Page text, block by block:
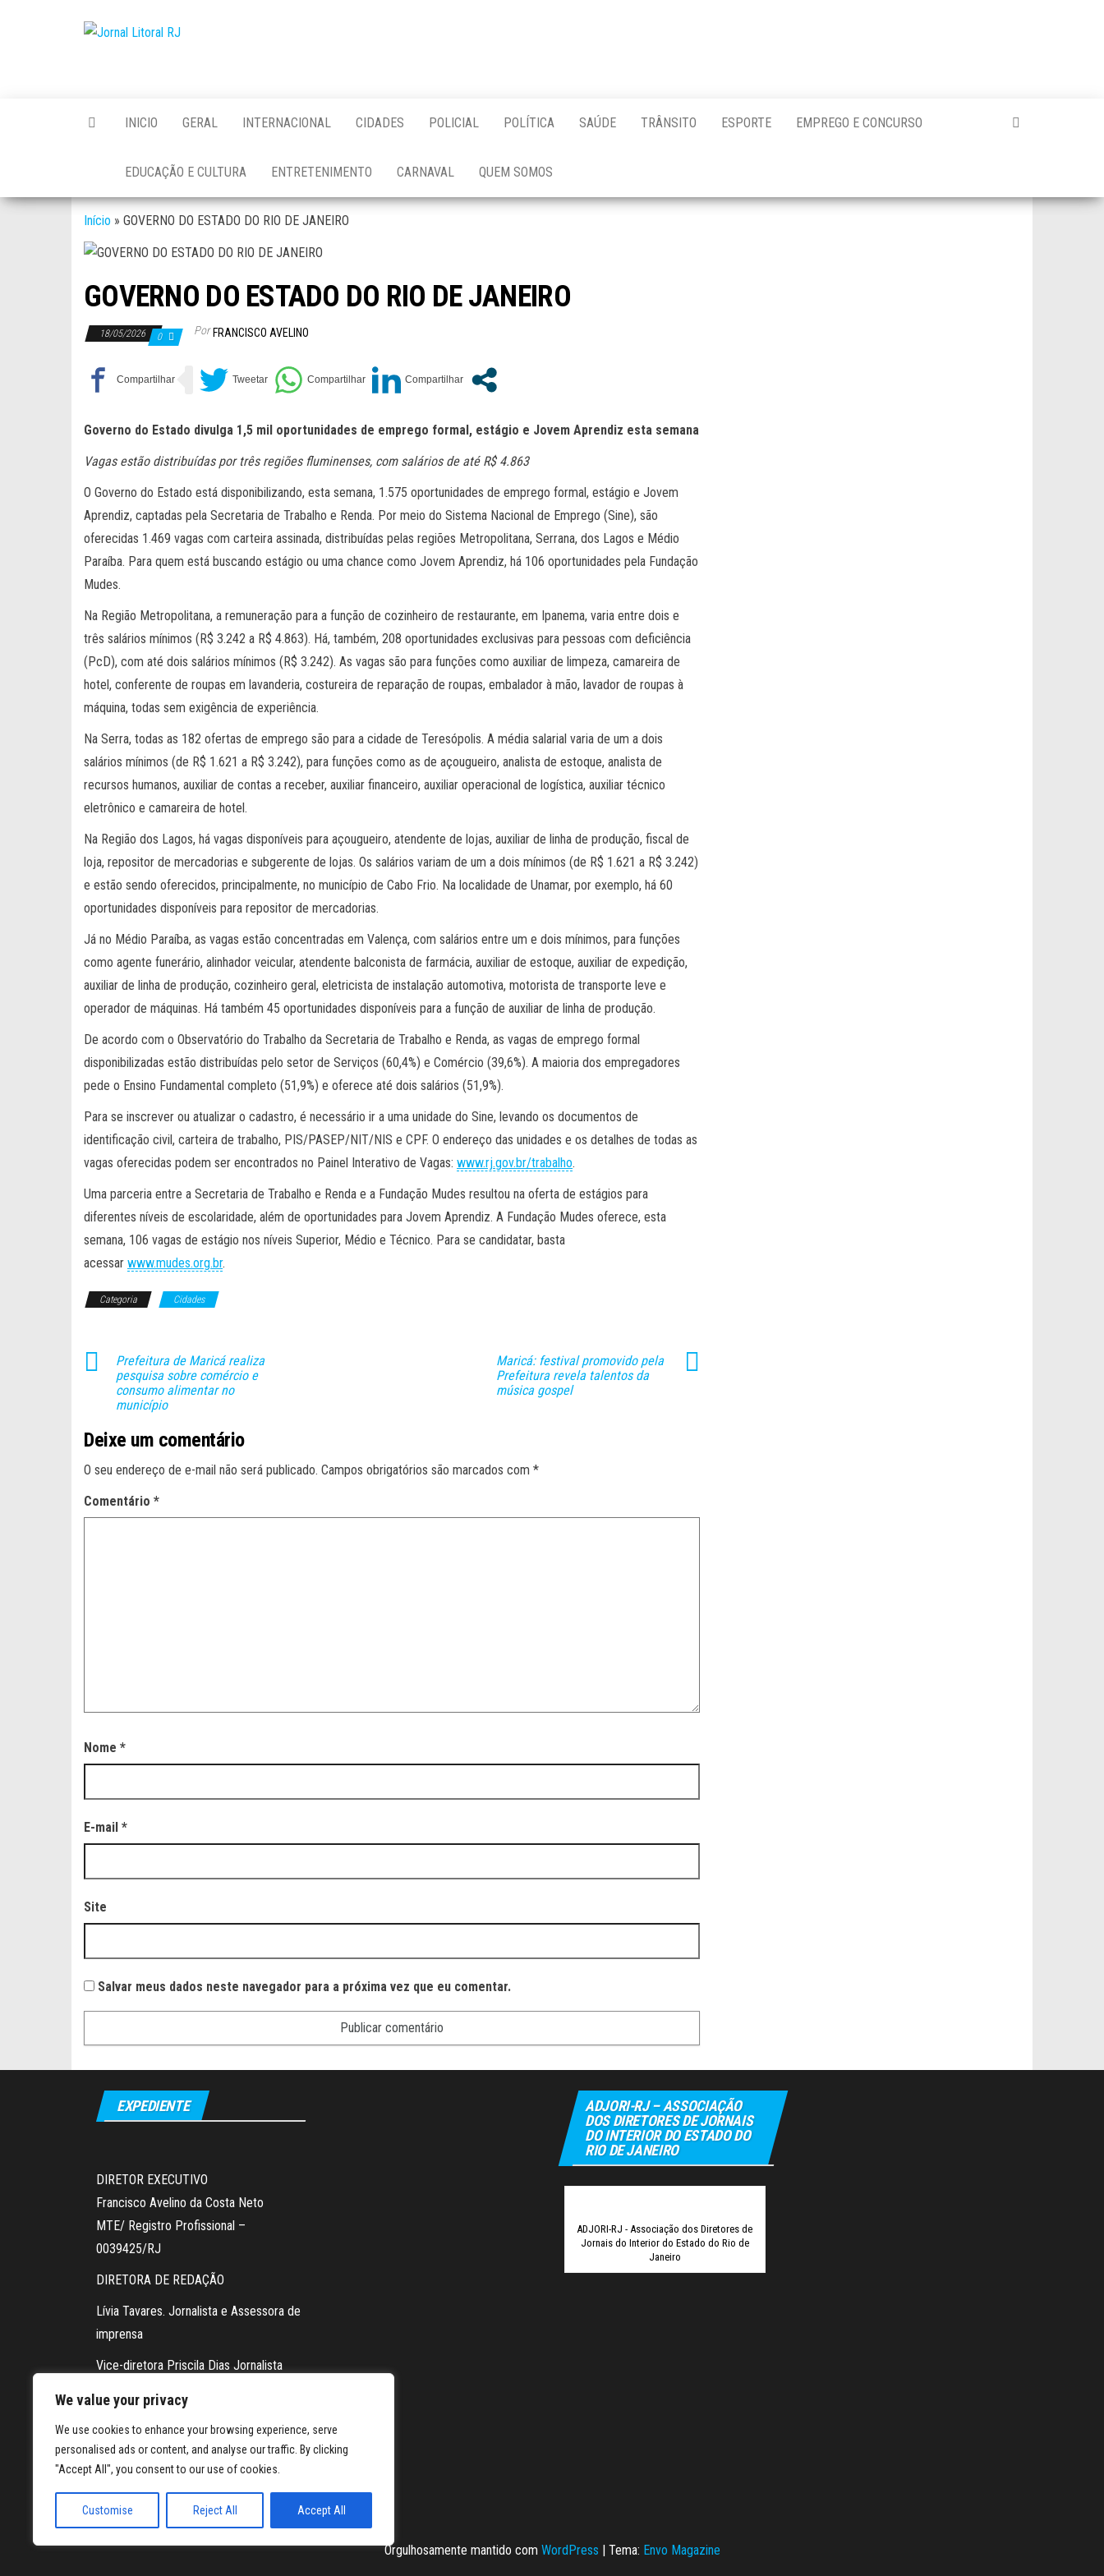
We value your privacy
We use cookies to enhance your browsing experience, serve
personalised ads or content, and analyse our traffic. By clicking
"Accept All", you consent to our use of cookies.
Customise Reject All Accept All
INICIO GERAL INTERNACIONAL CIDADES POLICIAL POLÍTICA SAÚDE TRÂNSITO ESPORTE EMPREGO E CONCURSO
EDUCAÇÃO E CULTURA ENTRETENIMENTO CARNAVAL QUEM SOMOS
Início » GOVERNO DO ESTADO DO RIO DE JANEIRO
GOVERNO DO ESTADO DO RIO DE JANEIRO
18/05/2026 0 Por FRANCISCO AVELINO
Governo do Estado divulga 1,5 mil oportunidades de emprego formal, estágio e Jovem Aprendiz esta semana
Vagas estão distribuídas por três regiões fluminenses, com salários de até R$ 4.863
O Governo do Estado está disponibilizando, esta semana, 1.575 oportunidades de emprego formal, estágio e Jovem
Aprendiz, captadas pela Secretaria de Trabalho e Renda. Por meio do Sistema Nacional de Emprego (Sine), são
oferecidas 1.469 vagas com carteira assinada, distribuídas pelas regiões Metropolitana, Serrana, dos Lagos e Médio
Paraíba. Para quem está buscando estágio ou uma chance como Jovem Aprendiz, há 106 oportunidades pela Fundação
Mudes.
Na Região Metropolitana, a remuneração para a função de cozinheiro de restaurante, em Ipanema, varia entre dois e
três salários mínimos (R$ 3.242 a R$ 4.863). Há, também, 208 oportunidades exclusivas para pessoas com deficiência
(PcD), com até dois salários mínimos (R$ 3.242). As vagas são para funções como auxiliar de limpeza, camareira de
hotel, conferente de roupas em lavanderia, costureira de reparação de roupas, embalador à mão, lavador de roupas à
máquina, todas sem exigência de experiência.
Na Serra, todas as 182 ofertas de emprego são para a cidade de Teresópolis. A média salarial varia de um a dois
salários mínimos (de R$ 1.621 a R$ 3.242), para funções como as de açougueiro, analista de estoque, analista de
recursos humanos, auxiliar de contas a receber, auxiliar financeiro, auxiliar operacional de logística, auxiliar técnico
eletrônico e camareira de hotel.
Na Região dos Lagos, há vagas disponíveis para açougueiro, atendente de lojas, auxiliar de linha de produção, fiscal de
loja, repositor de mercadorias e subgerente de lojas. Os salários variam de um a dois mínimos (de R$ 1.621 a R$ 3.242)
e estão sendo oferecidos, principalmente, no município de Cabo Frio. Na localidade de Unamar, por exemplo, há 60
oportunidades disponíveis para repositor de mercadorias.
Já no Médio Paraíba, as vagas estão concentradas em Valença, com salários entre um e dois mínimos, para funções
como agente funerário, alinhador veicular, atendente balconista de farmácia, auxiliar de estoque, auxiliar de expedição,
auxiliar de linha de produção, cozinheiro geral, eletricista de instalação automotiva, motorista de transporte leve e
operador de máquinas. Há também 45 oportunidades disponíveis para a função de auxiliar de linha de produção.
De acordo com o Observatório do Trabalho da Secretaria de Trabalho e Renda, as vagas de emprego formal
disponibilizadas estão distribuídas pelo setor de Serviços (60,4%) e Comércio (39,6%). A maioria dos empregadores
pede o Ensino Fundamental completo (51,9%) e oferece até dois salários (51,9%).
Para se inscrever ou atualizar o cadastro, é necessário ir a uma unidade do Sine, levando os documentos de
identificação civil, carteira de trabalho, PIS/PASEP/NIT/NIS e CPF. O endereço das unidades e os detalhes de todas as
vagas oferecidas podem ser encontrados no Painel Interativo de Vagas: www.rj.gov.br/trabalho.
Uma parceria entre a Secretaria de Trabalho e Renda e a Fundação Mudes resultou na oferta de estágios para
diferentes níveis de escolaridade, além de oportunidades para Jovem Aprendiz. A Fundação Mudes oferece, esta
semana, 106 vagas de estágio nos níveis Superior, Médio e Técnico. Para se candidatar, basta
acessar www.mudes.org.br.
Categoria Cidades
Prefeitura de Maricá realiza
pesquisa sobre comércio e
consumo alimentar no
município
Maricá: festival promovido pela
Prefeitura revela talentos da
música gospel
Deixe um comentário
O seu endereço de e-mail não será publicado. Campos obrigatórios são marcados com *
Comentário *
Nome *
E-mail *
Site
Salvar meus dados neste navegador para a próxima vez que eu comentar.
EXPEDIENTE
DIRETOR EXECUTIVO
Francisco Avelino da Costa Neto
MTE/ Registro Profissional –
0039425/RJ
DIRETORA DE REDAÇÃO
Lívia Tavares. Jornalista e Assessora de
imprensa
Vice-diretora Priscila Dias Jornalista
Contato da redação via WhatsApp:
21 98604-5878
FOTOGRAFIA
ADJORI-RJ – ASSOCIAÇÃO
DOS DIRETORES DE JORNAIS
DO INTERIOR DO ESTADO DO
RIO DE JANEIRO
ADJORI-RJ - Associação dos Diretores de
Jornais do Interior do Estado do Rio de
Janeiro
Orgulhosamente mantido com WordPress | Tema: Envo Magazine